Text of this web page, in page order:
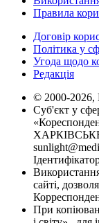
Правила
Договір
Політика у
Угода щодо
Редакція
© 2000-2026,
Суб'єкт у
ХАРКІВСЬКЕ
сайті,
При